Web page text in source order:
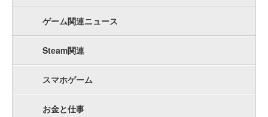
ゲーム関連ニュース
Steam関連
スマホゲーム
お金と仕事